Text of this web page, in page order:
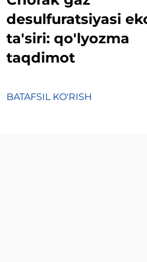
desulfuratsiyasi
ta'siri: qo'lyozma
taqdimot
BATAFSIL KO'RISH